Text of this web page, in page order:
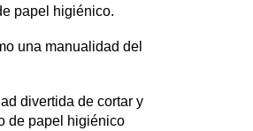
papel higiénico.
una manualidad del
divertida de cortar y
de papel higiénico